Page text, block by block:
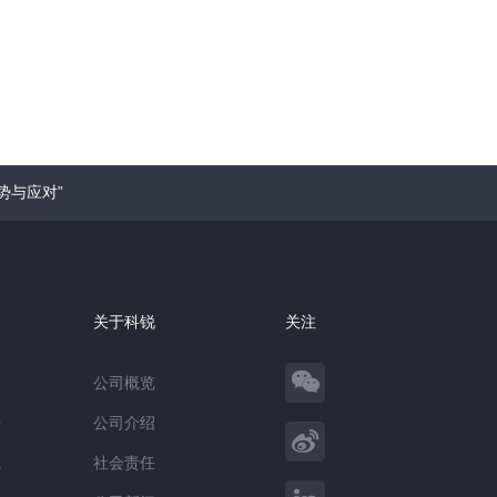
与应对”
关于科锐
公司概览
公司介绍
社会责任
关注